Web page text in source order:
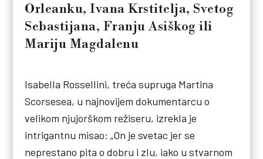
Orleanku, Ivana Krstitelja, Svetog
Sebastijana, Franju Asiškog ili
Mariju Magdalenu
Isabella Rossellini, treća supruga Martina
Scorsesea, u najnovijem dokumentarcu o
velikom njujorškom režiseru, izrekla je
intrigantnu misao: „On je svetac jer se
neprestano pita o dobru i zlu, iako u stvarnom